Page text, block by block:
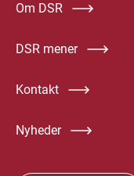
Om DSR
DSR mener
Kontakt
Nyheder